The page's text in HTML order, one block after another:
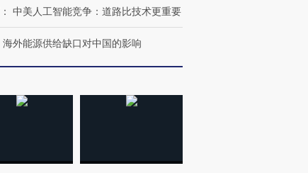
： 中美人工智能竞争：道路比技术更重要
海外能源供给缺口对中国的影响